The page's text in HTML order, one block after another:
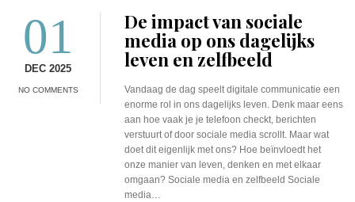
01
DEC 2025
NO COMMENTS
De impact van sociale
media op ons dagelijks
leven en zelfbeeld
Vandaag de dag speelt digitale communicatie een
enorme rol in ons dagelijks leven. Denk maar eens
aan hoe vaak je je telefoon checkt, berichten
verstuurt of door sociale media scrollt. Maar wat
doet dit eigenlijk met ons? Hoe beïnvloedt het
onze manier van leven, denken en met elkaar
omgaan? Sociale media en zelfbeeld Sociale
media…